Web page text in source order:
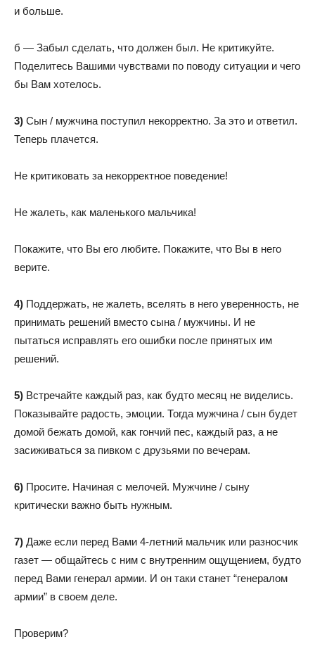
и больше.
б — Забыл сделать, что должен был. Не критикуйте.
Поделитесь Вашими чувствами по поводу ситуации и чего
бы Вам хотелось.
3) Сын / мужчина поступил некорректно. За это и ответил.
Теперь плачется.
Не критиковать за некорректное поведение!
Не жалеть, как маленького мальчика!
Покажите, что Вы его любите. Покажите, что Вы в него
верите.
4) Поддержать, не жалеть, вселять в него уверенность, не
принимать решений вместо сына / мужчины. И не
пытаться исправлять его ошибки после принятых им
решений.
5) Встречайте каждый раз, как будто месяц не виделись.
Показывайте радость, эмоции. Тогда мужчина / сын будет
домой бежать домой, как гончий пес, каждый раз, а не
засиживаться за пивком с друзьями по вечерам.
6) Просите. Начиная с мелочей. Мужчине / сыну
критически важно быть нужным.
7) Даже если перед Вами 4-летний мальчик или разносчик
газет — общайтесь с ним с внутренним ощущением, будто
перед Вами генерал армии. И он таки станет “генералом
армии” в своем деле.
Проверим?